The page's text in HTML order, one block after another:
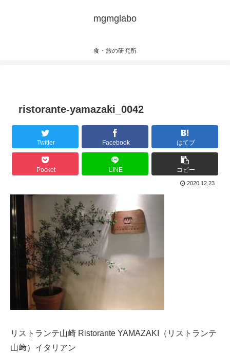
mgmglabo
食・旅の研究所
ristorante-yamazaki_0042
Twitter Facebook はてブ
Pocket LINE コピー
2020.12.23
リストランテ山崎 Ristorante YAMAZAKI（リストランテ
山﨑）イタリアン